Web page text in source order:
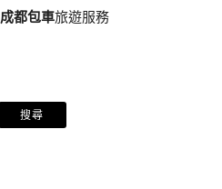
成都包車旅遊服務